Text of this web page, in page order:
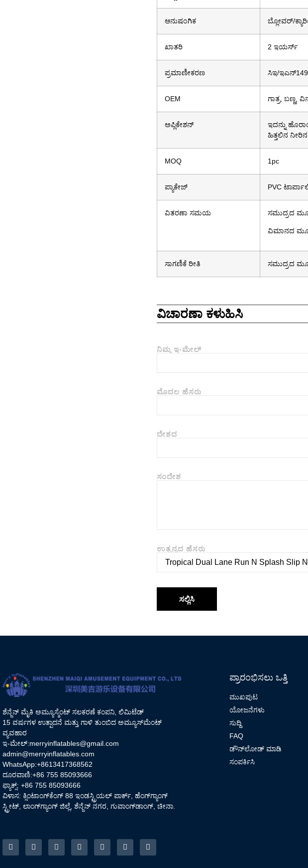
ಆನುಷಂಗಿಕ ಬ್ಲೋವರ್/
ಖಾತರಿ 2 ಇಯರ್ಸ್
ಪ್ರಮಾಣೀಕರಣ ಸಿಇ/
OEM ಗಾತ್ರ, ಬಣ್ಣ,
ಅಪ್ಲಿಕೇಶನ್
ಇದನ್ನು
ಹಿತ್ತಲಿನ
MOQ 1pc
ಪ್ಯಾಕೇಜ್ PVC
ವಿತರಣಾ ಸಮಯ ಸಮುದ್ರದ
ವಿಮಾನದ
ಸಾಗಣಿಕೆ ರೀತಿ ಸಮುದ್ರದ
ವಿಚಾರಣಾ ಕಳುಹಿಸಿ
ನಿಮ್ಮ ಇ-ಮೇಲ್
ಮೊದಲ ಹೆಸರು
ದೇಶದ
ಸಂದೇಶ
ಉತ್ಪನ್ನದ ಹೆಸರು
ಸಲ್ಲಿಸಿ
ಶೆನ್ಜೆನ್ ಮೈಕಿ ಅಮ್ಯೂಸ್ಮೆಂಟ್ ಸಲಕರಣೆ ಕಂಪನಿ, ಲಿಮಿಟೆಡ್
15 ವರ್ಷಗಳ ಉತ್ಪಾದನೆ ಮತ್ತು ಗಾಳಿ ತುಂಬಿದ ಅಮ್ಯೂಸ್‌ಮೆಂಟ್
ವ್ಯವಹಾರ
ಇ-ಮೇಲ್:merryinflatables@gmail.com
admin@merryinflatables.com
WhatsApp:+8613417368562
ದೂರವಾಣಿ:+86 755 85093666
ಫ್ಯಾಕ್ಸ್: +86 755 85093666
ವಿಳಾಸ: ಕ್ಸಿಂಟಾಂಗ್‌ಕೆಂಗ್ 88 ಇಂಡಸ್ಟ್ರಿಯಲ್ ಪಾರ್ಕ್, ಹೆಂಗ್‌ಗ್ಯಾಂಗ್
ಸ್ಟ್ರೀಟ್, ಲಾಂಗ್‌ಗ್ಯಾಂಗ್ ಜಿಲ್ಲೆ, ಶೆನ್ಜೆನ್ ನಗರ, ಗುವಾಂಗ್‌ಡಾಂಗ್, ಚೀನಾ.
ಪ್ರಾರಂಭಿಸಲು ಒತ್ತಿ
ಮುಖಪುಟ
ಯೋಜನೆಗಳು
ಸುದ್ದಿ
FAQ
ಡೌನ್‌ಲೋಡ್ ಮಾಡಿ
ಸಂಪರ್ಕಿಸಿ